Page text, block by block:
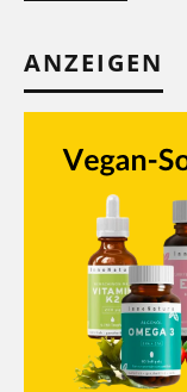
ANZEIGEN